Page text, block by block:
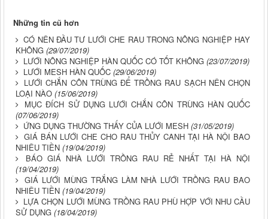
Những tin cũ hơn
CÓ NÊN ĐẦU TƯ LƯỚI CHE RAU TRONG NÔNG NGHIỆP HAY
KHÔNG (29/07/2019)
LƯỚI NÔNG NGHIỆP HÀN QUỐC CÓ TỐT KHÔNG (23/07/2019)
LƯỚI MESH HÀN QUỐC (29/06/2019)
LƯỚI CHẮN CÔN TRÙNG ĐỂ TRỒNG RAU SẠCH NÊN CHỌN
LOẠI NÀO (15/06/2019)
MỤC ĐÍCH SỬ DỤNG LƯỚI CHẮN CÔN TRÙNG HÀN QUỐC
(07/06/2019)
ỨNG DỤNG THƯỜNG THẤY CỦA LƯỚI MESH (31/05/2019)
GIÁ BÁN LƯỚI CHE CHO RAU THỦY CANH TẠI HÀ NỘI BAO
NHIÊU TIỀN (19/04/2019)
BÁO GIÁ NHÀ LƯỚI TRỒNG RAU RẺ NHẤT TẠI HÀ NỘI
(19/04/2019)
GIÁ LƯỚI MÙNG TRẮNG LÀM NHÀ LƯỚI TRỒNG RAU BAO
NHIÊU TIỀN (19/04/2019)
LỰA CHỌN LƯỚI MÙNG TRỒNG RAU PHÙ HỢP VỚI NHU CẦU
SỬ DỤNG (18/04/2019)